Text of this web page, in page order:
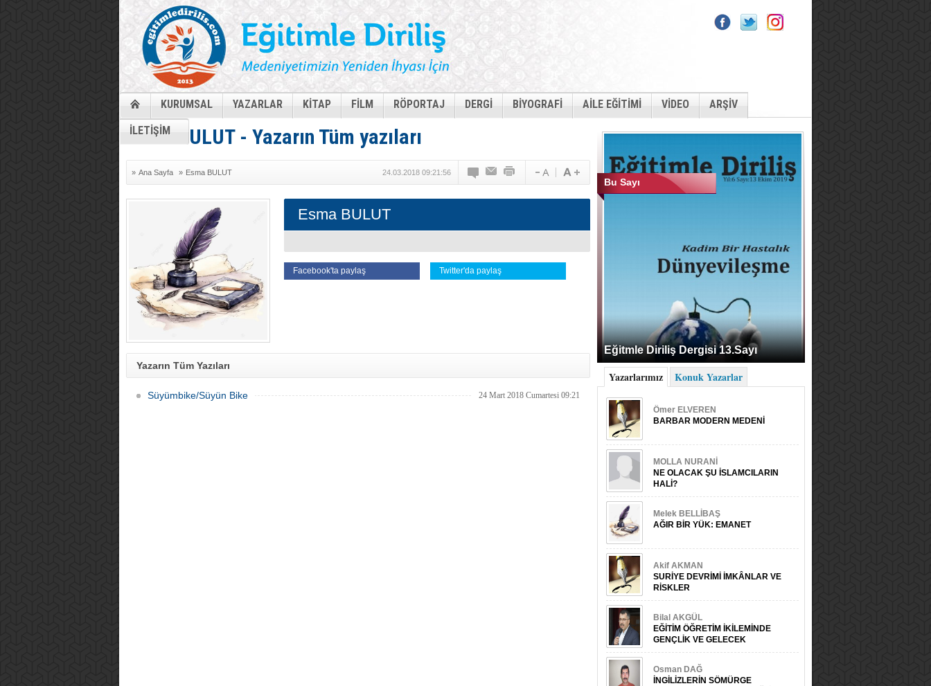
KURUMSAL YAZARLAR KİTAP FİLM RÖPORTAJ DERGİ BİYOGRAFİ AİLE EĞİTİMİ VİDEO
ARŞİV
İLETİŞİM
Esma BULUT - Yazarın Tüm yazıları
» Ana Sayfa » Esma BULUT 24.03.2018 09:21:56
Esma BULUT
Facebook'ta paylaş Twitter'da paylaş
Yazarın Tüm Yazıları
Süyümbike/Süyün Bike 24 Mart 2018 Cumartesi 09:21
Bu Sayı
Eğitmle Diriliş Dergisi 13.Sayı
Yazarlarımız Konuk Yazarlar
Ömer ELVEREN
BARBAR MODERN MEDENİ
MOLLA NURANİ
NE OLACAK ŞU İSLAMCILARIN
HALİ?
Melek BELLİBAŞ
AĞIR BİR YÜK: EMANET
Akif AKMAN
SURİYE DEVRİMİ İMKÂNLAR VE
RİSKLER
Bilal AKGÜL
EĞİTİM ÖĞRETİM İKİLEMİNDE
GENÇLİK VE GELECEK
Osman DAĞ
İNGİLİZLERİN SÖMÜRGE